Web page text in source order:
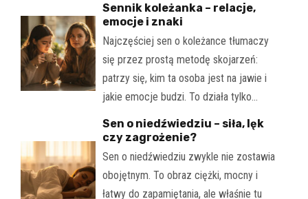
Sennik koleżanka – relacje,
emocje i znaki
Najczęściej sen o koleżance tłumaczy
się przez prostą metodę skojarzeń:
patrzy się, kim ta osoba jest na jawie i
jakie emocje budzi. To działa tylko…
Sen o niedźwiedziu – siła, lęk
czy zagrożenie?
Sen o niedźwiedziu zwykle nie zostawia
obojętnym. To obraz ciężki, mocny i
łatwy do zapamiętania, ale właśnie tu